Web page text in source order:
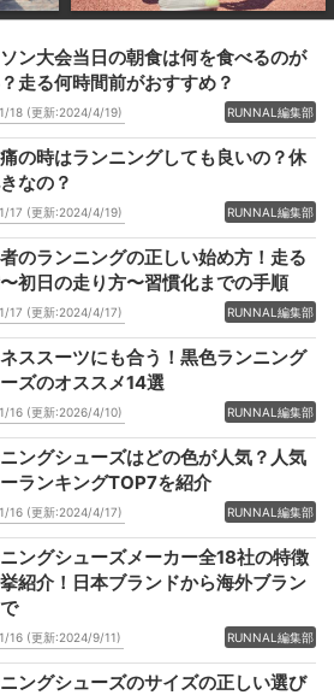
ン大会当日の朝食は何を食べるのが
走る何時間前がおすすめ？
18 (更新:2024/4/19) RUNNAL編集部
の時はランニングしても良いの？休
なの？
17 (更新:2024/4/19) RUNNAL編集部
のランニングの正しい始め方！走る
初日の走り方〜習慣化までの手順
17 (更新:2024/4/17) RUNNAL編集部
ススーツにも合う！黒色ランニング
ズのオススメ14選
16 (更新:2026/4/10) RUNNAL編集部
ングシューズはどの色が人気？人気
ランキングTOP7を紹介
16 (更新:2024/4/17) RUNNAL編集部
ングシューズメーカー全18社の特徴
紹介！日本ブランドから海外ブラン
16 (更新:2024/9/11) RUNNAL編集部
ングシューズのサイズの正しい選び